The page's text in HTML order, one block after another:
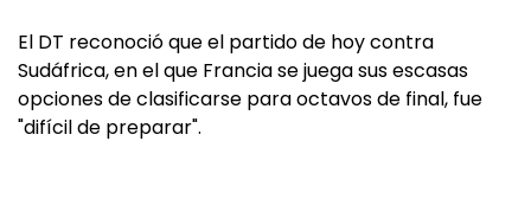
El DT reconoció que el partido de hoy contra
Sudáfrica, en el que Francia se juega sus escasas
opciones de clasificarse para octavos de final, fue
"difícil de preparar".